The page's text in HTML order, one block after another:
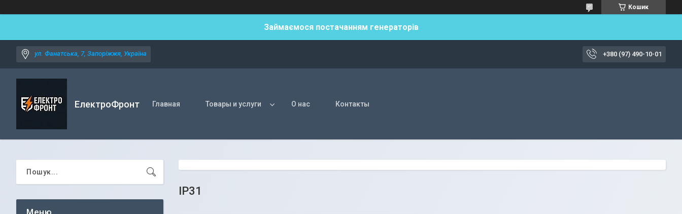
Кошик
Займаємося постачанням генераторів
ул. Фанатська, 7, Запоріжжя, Україна +380 (97) 490-10-01
ЕлектроФронт Главная Товары и услуги О нас Контакты
IP31